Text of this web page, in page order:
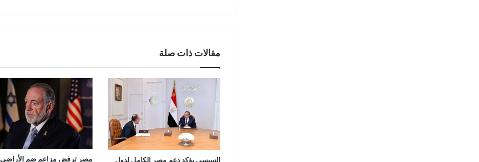
مقالات ذات صلة
مصر ترفض مزاعم ضم الأراضي